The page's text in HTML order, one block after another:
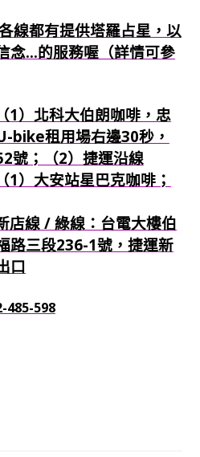
線都有提供塔羅占星，以
念...的服務喔（詳情可參
1）北科大伯朗咖啡，忠
bike租用場右邊30秒，
號；（2）捷運沿線
）大安站星巴克咖啡；
店線 / 綠線：台電大樓伯
路三段236-1號，捷運新
口
485-598